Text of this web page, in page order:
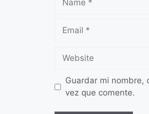
Email
Website
Guardar mi nombre,
vez que comente.